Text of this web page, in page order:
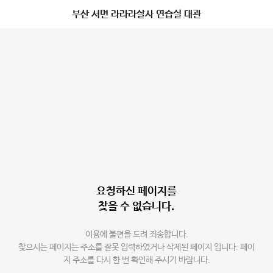
부산 서면 라라라살사 연습실 대관
요청하신 페이지를
찾을 수 없습니다.
이용에 불편을 드려 죄송합니다.
찾으시는 페이지는 주소를 잘못 입력하였거나 삭제된 페이지 입니다. 페이
지 주소를 다시 한 번 확인해 주시기 바랍니다.